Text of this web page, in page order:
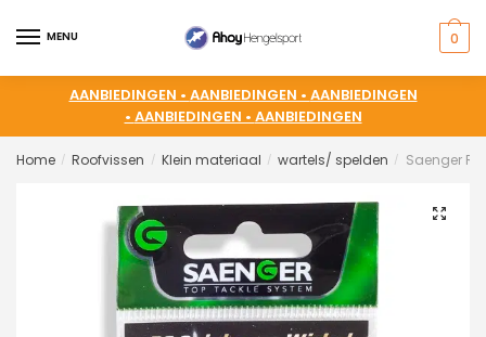
MENU 0
AANBIEDINGEN • AANBIEDINGEN • AANBIEDINGEN
• AANBIEDINGEN • AANBIEDINGEN
Home / Roofvissen / Klein materiaal / wartels/ spelden / Saenger
🔍